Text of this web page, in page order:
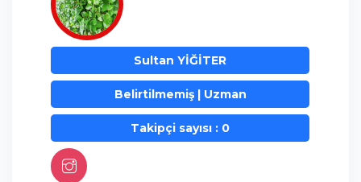
Sultan YİĞİTER
Belirtilmemiş | Uzman
Takipçi sayısı : 0